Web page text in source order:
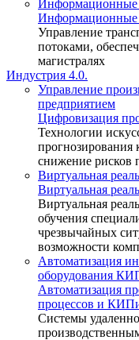
Информационные
Информационные
Управление
потоками,
магистралях
Индустрия 4.0.
Управление
предприятием
Цифровизация
Технологии
прогнозирования
снижение рисков
Виртуальная
Виртуальная
Виртуальная
обучения
чрезвычайных
возможности
Автоматизация
оборудования
Автоматизация
процессов и
Системы